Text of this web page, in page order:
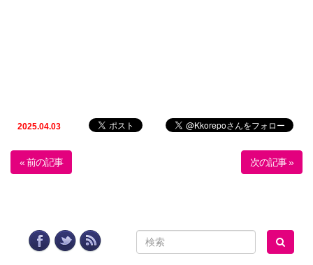
2025.04.03
« 前の記事 次の記事 »